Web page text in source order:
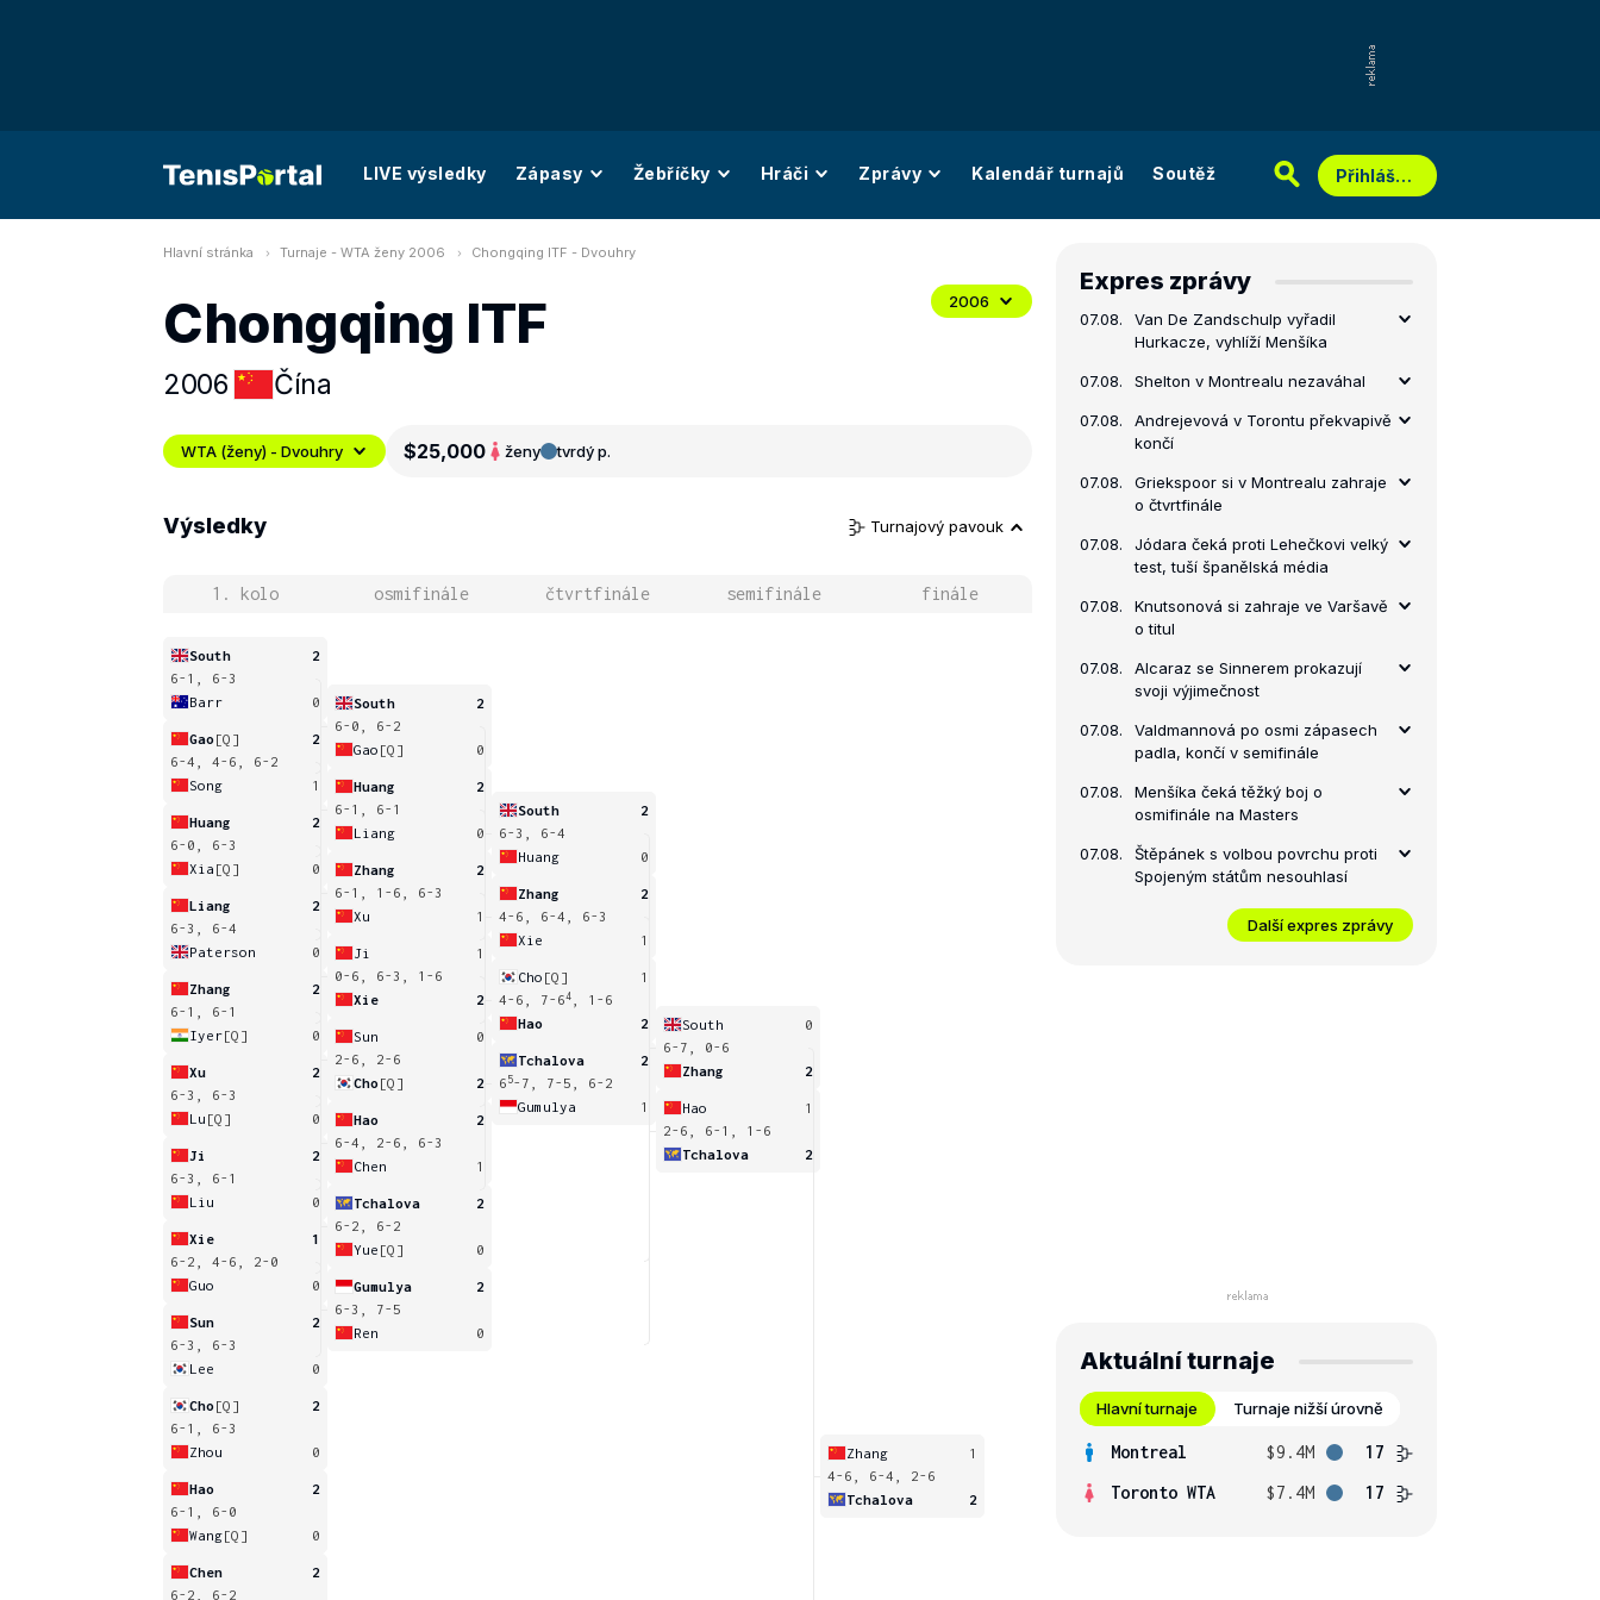
LIVE výsledky Zápasy Žebříčky Hráči Zprávy Kalendář turnajů Soutěž Přihlášení
Hlavní stránka Turnaje - WTA ženy 2006 Chongqing ITF - Dvouhry
Chongqing ITF
2006 Čína
2006
WTA (ženy) - Dvouhry $25,000 ženy tvrdý p.
Výsledky Turnajový pavouk
1. kolo osmifinále čtvrtfinále semifinále finále
South
2
6-1, 6-3
Barr
0
Gao [Q]
2
6-4, 4-6, 6-2
Song
1
Huang
2
6-0, 6-3
Xia [Q] 0
Liang
2
6-3, 6-4
Paterson
0
Zhang
2
6-1, 6-1
Iyer[Q] 0
Xu
2
6-3, 6-3
Lu [Q] 0
Ji
2
6-3, 6-1
Liu
0
Xie
1
6-2, 4-6, 2-0
Guo
0
Sun
2
6-3, 6-3
Lee
0
Cho [Q]
2
6-1, 6-3
Zhou
0
Hao
2
6-1, 6-0
Wang[Q] 0
Chen
2
6-2, 6-2
South
2
6-0, 6-2
Gao [Q] 0
Huang
2
6-1, 6-1
Liang
0
Zhang
2
6-1, 1-6, 6-3
Xu
1
Ji
1
0-6, 6-3, 1-6
Xie
2
Sun
0
2-6, 2-6
Cho [Q] 2
Hao
2
6-4, 2-6, 6-3
Chen
1
Tchalova
2
6-2, 6-2
Yue [Q] 0
Gumulya
2
6-3, 7-5
Ren
0
South
2
6-3, 6-4
Huang
0
Zhang
2
4-6, 6-4, 6-3
Xie
1
Cho [Q]
1
4-6, 7-64
, 1-6
Hao
2
Tchalova
2
6 5-7, 7-5, 6-2
Gumulya
1
South
0
6-7, 0-6
Zhang
2
Hao
1
2-6, 6-1, 1-6
Tchalova
2
Zhang
1
4-6, 6-4, 2-6
Tchalova
2
Expres zprávy
07.08.
Van De Zandschulp vyřadil
Hurkacze, vyhlíží Menšíka
07.08. Shelton v Montrealu nezaváhal
07.08.
Andrejevová v Torontu překvapivě
končí
07.08.
Griekspoor si v Montrealu zahraje
o čtvrtfinále
07.08.
Jódara čeká proti Lehečkovi velký
test, tuší španělská média
07.08.
Knutsonová si zahraje ve Varšavě
o titul
07.08.
Alcaraz se Sinnerem prokazují
svoji výjimečnost
07.08.
Valdmannová po osmi zápasech
padla, končí v semifinále
07.08.
Menšíka čeká těžký boj o
osmifinále na Masters
07.08.
Štěpánek s volbou povrchu proti
Spojeným státům nesouhlasí
Další expres zprávy
Aktuální turnaje
Hlavní turnaje Turnaje nižší úrovně
Montreal $9.4M
17
Toronto WTA
$7.4M 17